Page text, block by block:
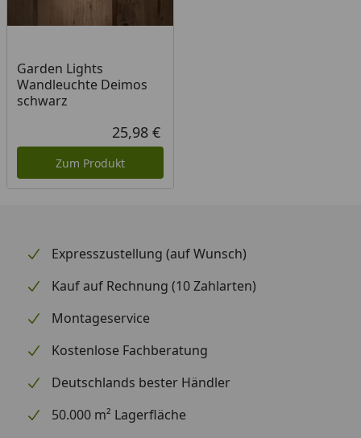
Garden Lights
Wandleuchte Deimos
schwarz
Aktueller Preis
25,98 €
Zum Produkt
Expresszustellung (auf Wunsch)
Kauf auf Rechnung (10 Zahlarten)
Montageservice
Kostenlose Fachberatung
Deutschlands bester Händler
50.000 m² Lagerfläche